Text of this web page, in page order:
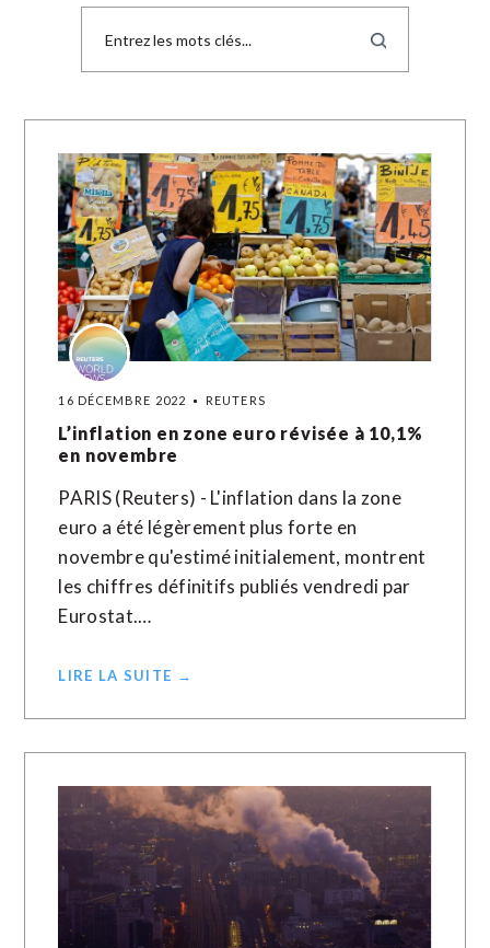
16 DÉCEMBRE 2022 REUTERS
L’inflation en zone euro révisée à 10,1%
en novembre
PARIS (Reuters) - L'inflation dans la zone
euro a été légèrement plus forte en
novembre qu'estimé initialement, montrent
les chiffres définitifs publiés vendredi par
Eurostat.…
LIRE LA SUITE →